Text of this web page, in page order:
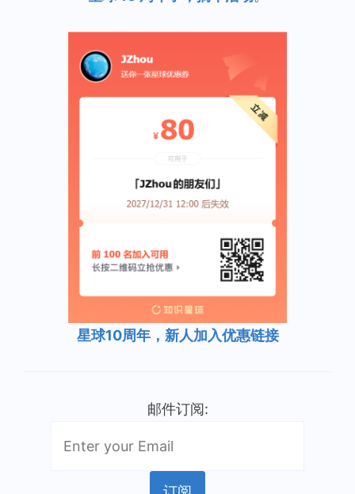
星球10周年，新人加入优惠链接
邮件订阅: